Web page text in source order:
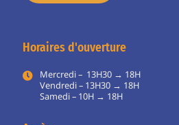
Horaires d'ouverture
Mercredi – 13H30 → 18H
Vendredi – 13H30 → 18H
Samedi – 10H → 18H